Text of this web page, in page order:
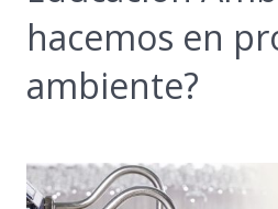
hacemos en
ambiente?